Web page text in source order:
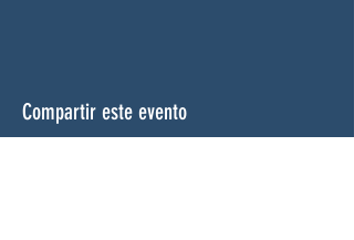
Compartir este evento